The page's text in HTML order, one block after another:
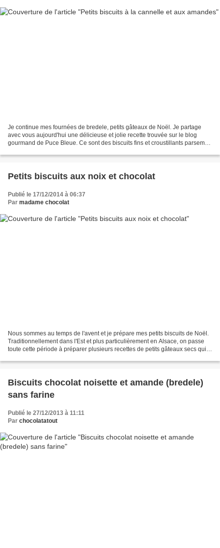
Je continue mes fournées de bredele, petits gâteaux de Noël. Je partage
avec vous aujourd'hui une délicieuse et jolie recette trouvée sur le blog
gourmand de Puce Bleue. Ce sont des biscuits fins et croustillants parsemés
Petits biscuits aux noix et chocolat
Publié le 17/12/2014 à 06:37
Par madame chocolat
Nous sommes au temps de l'avent et je prépare mes petits biscuits de Noël.
Traditionnellement dans l'Est et plus particulièrement en Alsace, on passe
toute cette période à préparer plusieurs recettes de petits gâteaux secs qui
Biscuits chocolat noisette et amande (bredele)
sans farine
Publié le 27/12/2013 à 11:11
Par chocolatatout